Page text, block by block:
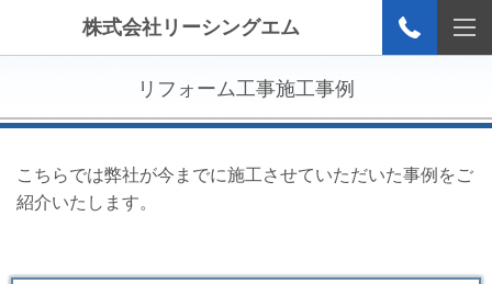
株式会社リーシングエム
リフォーム工事施工事例
こちらでは弊社が今までに施工させていただいた事例をご
紹介いたします。